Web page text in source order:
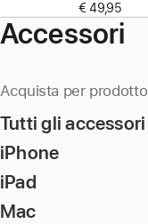
€ 49,95
Accessori
Acquista per prodotto
Tutti gli accessori
iPhone
iPad
Mac